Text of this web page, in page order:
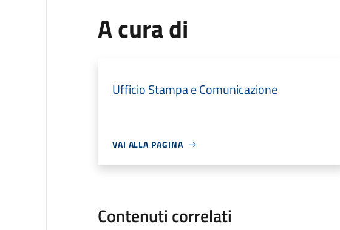
A cura di
Ufficio Stampa e Comunicazione
VAI ALLA PAGINA
Contenuti correlati